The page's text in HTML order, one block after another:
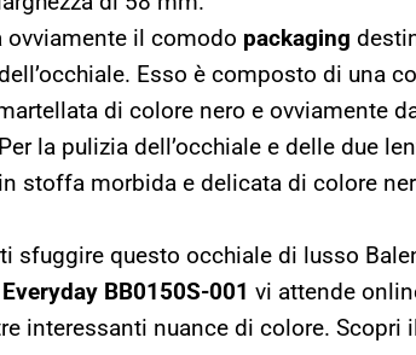
ovviamente il comodo packaging
Esso è composto di una
di colore nero e ovviamente
la pulizia dell’occhiale e delle due
stoffa morbida e delicata di colore
sfuggire questo occhiale di lusso
BB0150S-001 vi attende
interessanti nuance di colore. Scopri